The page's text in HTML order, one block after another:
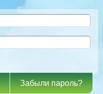
Забыли пароль?